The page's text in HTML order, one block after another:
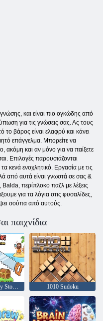
και είναι πιο ογκώδης από
για τις γνώσεις σας. Ας τους
βάρος είναι ελαφρύ και κάνει
επάγγελμα. Μπορείτε να
​​ακόμη και αν μόνο για να παίξετε
Επιλογές παρουσιάζονται
κενά ενοχλητικό. Εργασία με τις
από αυτά είναι γνωστά σε σας &
περίπλοκο παζλ με λέξεις
για τα λόγια στις φυσαλίδες,
σούπα από αυτούς.
παιχνίδια
Help Me: Tricky Story of Puzzles 1010 Sudoku